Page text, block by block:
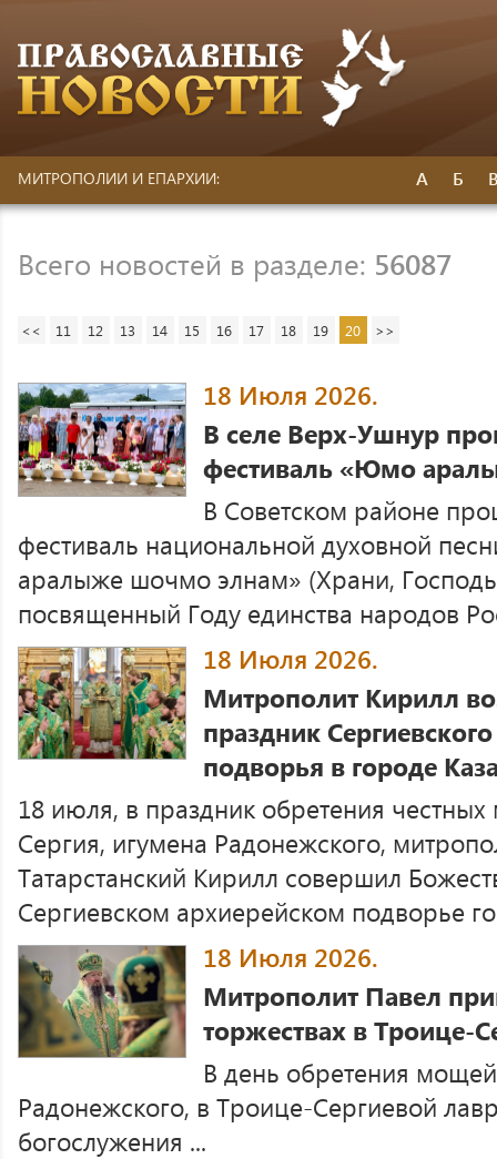
МИТРОПОЛИИ И ЕПАРХИИ: А Б
Всего новостей в разделе: 56087
<< 11 12 13 14 15 16 17 18 19 20 >>
18 Июля 2026.
В селе Верх-Ушнур
фестиваль «Юмо
В Советском районе
фестиваль национальной духовной
аралыже шочмо элнам» (Храни,
посвященный Году единства народов
18 Июля 2026.
Митрополит Кирилл
праздник
подворья в городе
18 июля, в праздник обретения
Сергия, игумена Радонежского,
Татарстанский Кирилл совершил
Сергиевском архиерейском подворье
18 Июля 2026.
Митрополит Павел
торжествах в Троице-
В день обретения
Радонежского, в Троице-Сергиевой
богослужения ...